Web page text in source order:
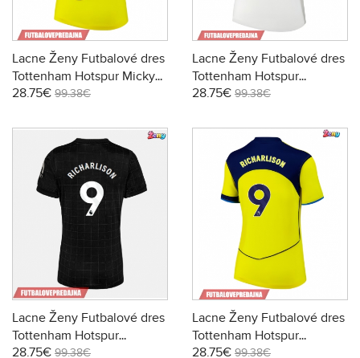
Lacne Ženy Futbalové dres
Tottenham Hotspur Micky
van de Ven #37 2025-26
28.75€ 99.38€
Lacne Ženy Futbalové dres
Tottenham Hotspur
Richarlison #9 2025-26
28.75€ 99.38€
Lacne Ženy Futbalové dres
Tottenham Hotspur
Richarlison #9 2025-26
28.75€ 99.38€
Lacne Ženy Futbalové dres
Tottenham Hotspur
Richarlison #9 2025-26
28.75€ 99.38€